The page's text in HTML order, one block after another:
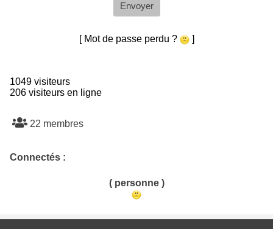
Envoyer
[ Mot de passe perdu ? ]
1049 visiteurs
206 visiteurs en ligne
22 membres
Connectés :
( personne )